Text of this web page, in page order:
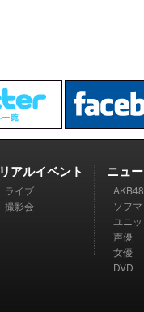
リアルイベント
ライブ
撮影会
ニュ
AKB48
ソフ
ユニ
声優
女優
DVD